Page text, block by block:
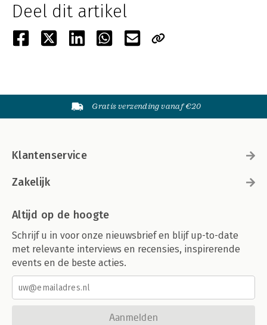
Deel dit artikel
Gratis verzending vanaf €20
Klantenservice
Zakelijk
Altijd op de hoogte
Schrijf u in voor onze nieuwsbrief en blijf up-to-date
met relevante interviews en recensies, inspirerende
events en de beste acties.
Aanmelden